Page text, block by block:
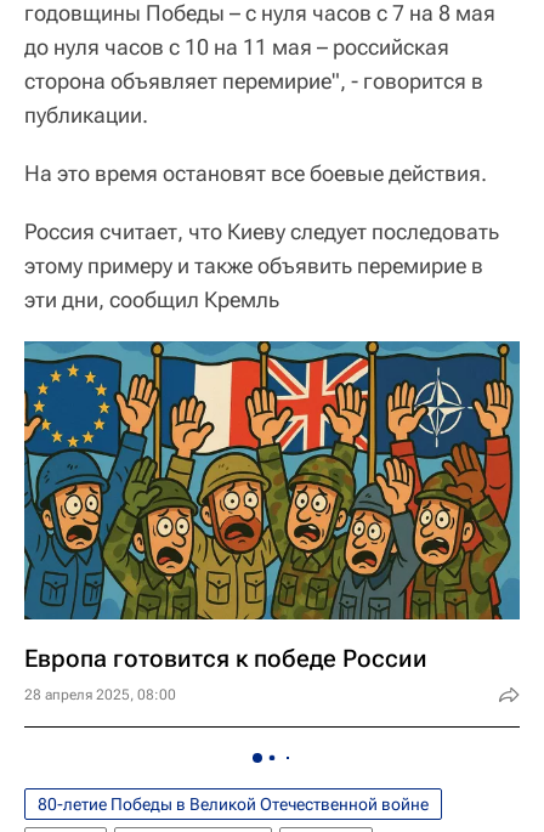
годовщины Победы – с нуля часов с 7 на 8 мая
до нуля часов с 10 на 11 мая – российская
сторона объявляет перемирие", - говорится в
публикации.
На это время остановят все боевые действия.
Россия считает, что Киеву следует последовать
этому примеру и также объявить перемирие в
эти дни, сообщил Кремль
Европа готовится к победе России
28 апреля 2025, 08:00
80-летие Победы в Великой Отечественной войне